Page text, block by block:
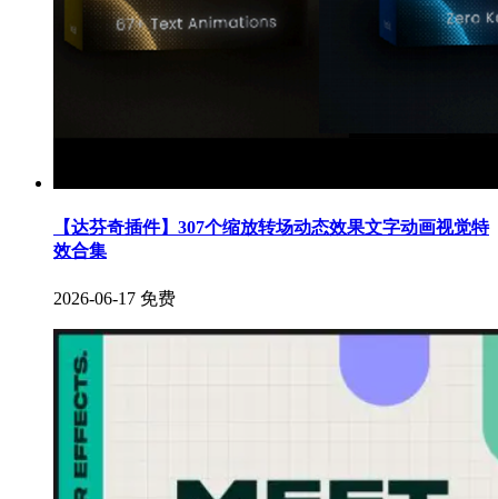
【达芬奇插件】307个缩放转场动态效果文字动画视觉特
效合集
2026-06-17 免费